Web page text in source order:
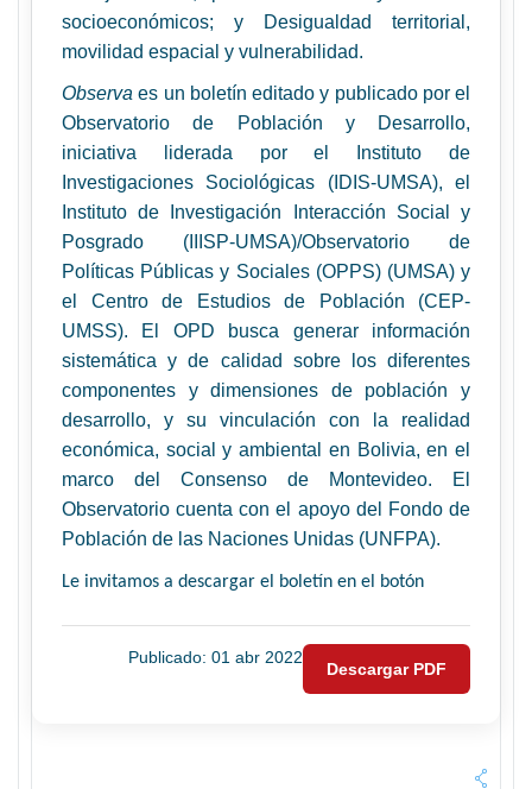
socioeconómicos; y Desigualdad territorial,
movilidad espacial y vulnerabilidad.
Observaes un boletín editado y publicado por el
Observatorio de Población y Desarrollo,
iniciativa liderada por el Instituto de
Investigaciones Sociológicas (IDIS-UMSA), el
Instituto de Investigación Interacción Social y
Posgrado (IIISP-UMSA)/Observatorio de
Políticas Públicas y Sociales (OPPS) (UMSA) y
el Centro de Estudios de Población (CEP-
UMSS). El OPD busca generar información
sistemática y de calidad sobre los diferentes
componentes y dimensiones de población y
desarrollo, y su vinculación con la realidad
económica, social y ambiental en Bolivia, en el
marco del Consenso de Montevideo. El
Observatorio cuenta con el apoyo del Fondo de
Población de las Naciones Unidas (UNFPA).
Le invitamos a descargar el boletín en el botón
Publicado: 01 abr 2022
Descargar PDF